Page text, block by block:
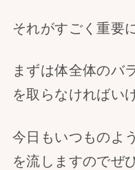
それがすごく重要
まずは体全体のバ
を取らなければい
今日もいつものよ
を流しますのでぜ